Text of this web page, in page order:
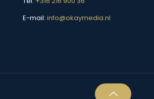
E-mail: info@okaymedia.nl